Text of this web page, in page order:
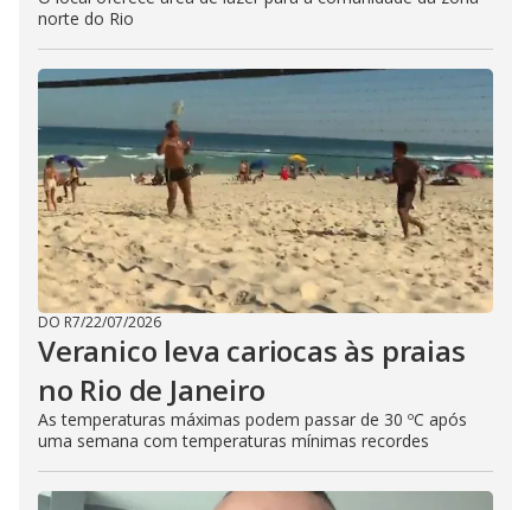
norte do Rio
DO R7/22/07/2026
Veranico leva cariocas às praias
no Rio de Janeiro
As temperaturas máximas podem passar de 30 ºC após
uma semana com temperaturas mínimas recordes